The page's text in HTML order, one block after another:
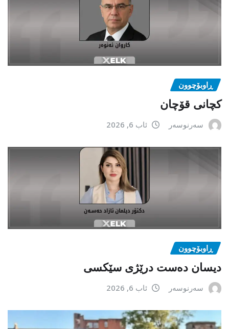
ڕاوبۆچوون
کچانی قۆچان
سەرنوسەر ئاب 6, 2026
ڕاوبۆچوون
دیسان دەست درێژی سێکسی
سەرنوسەر ئاب 6, 2026